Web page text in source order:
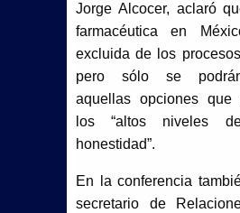
Jorge Alcocer, aclaró
farmacéutica en
excluida de los
pero sólo se
aquellas opciones que
los “altos niveles
honestidad”.
En la conferencia
secretario de